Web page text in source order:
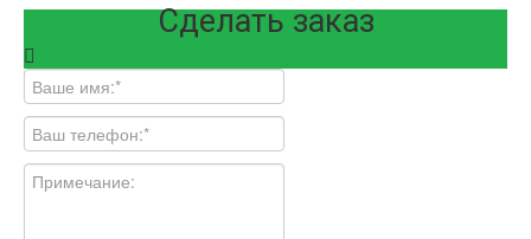
Сделать заказ